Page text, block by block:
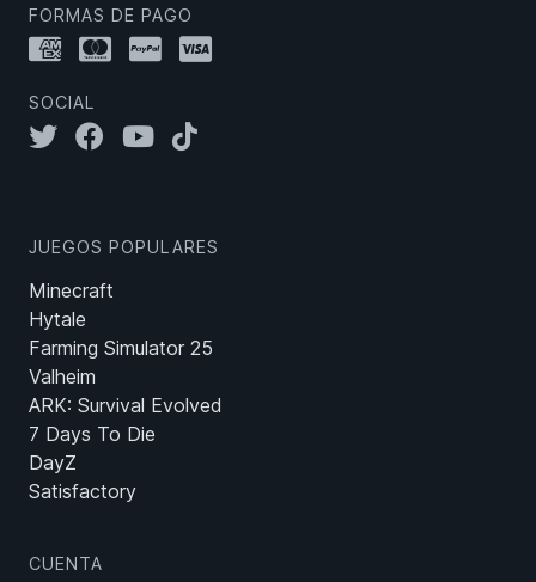
FORMAS DE PAGO
SOCIAL
JUEGOS POPULARES
Minecraft
Hytale
Farming Simulator 25
Valheim
ARK: Survival Evolved
7 Days To Die
DayZ
Satisfactory
CUENTA